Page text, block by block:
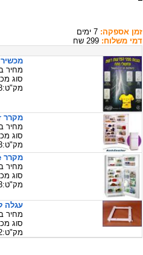
זמן אספקה: 7 ימים
דמי משלוח: 299 שח
מחיר
סוג
מק"ט:10023.
מקרר Kelvinator *תצוגה*
מחיר
סוג
מק"ט:KRTN23.
מקרר Westinghouse
מחיר
סוג
מק"ט:WEWRTS23.
עגלה
מחיר
סוג
מק"ט:10022.